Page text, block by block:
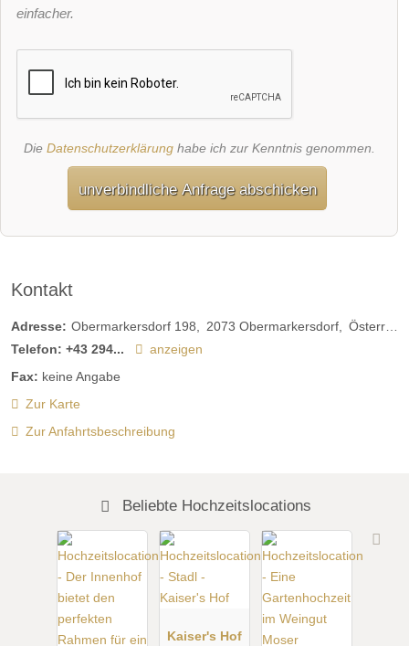
einfacher.
Die Datenschutzerklärunghabe ich zur Kenntnis genommen.
unverbindliche Anfrage abschicken
Kontakt
Adresse: Obermarkersdorf 198 2073 Obermarkersdorf
Österreich
Telefon: +43 294...
anzeigen
Fax: keine Angabe
Zur Karte
Zur Anfahrtsbeschreibung
Beliebte Hochzeitslocations
Kaiser's Hof